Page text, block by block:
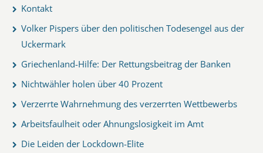
Kontakt
Volker Pispers über den politischen Todesengel aus der
Uckermark
Griechenland-Hilfe: Der Rettungsbeitrag der Banken
Nichtwähler holen über 40 Prozent
Verzerrte Wahrnehmung des verzerrten Wettbewerbs
Arbeitsfaulheit oder Ahnungslosigkeit im Amt
Die Leiden der Lockdown-Elite